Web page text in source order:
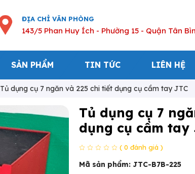
ĐỊA CHỈ VĂN PHÒNG
143/5 Phan Huy Ích - Phường 15 - Quận Tân
SẢN PHẨM TIN TỨC LIÊN HỆ
Tủ dụng cụ 7 ngăn và 225 chi tiết dụng cụ cầm tay JTC
Tủ dụng cụ 7
dụng cụ cầm tay
( 0 đánh giá )
Mã sản phẩm: JTC-B7B-225